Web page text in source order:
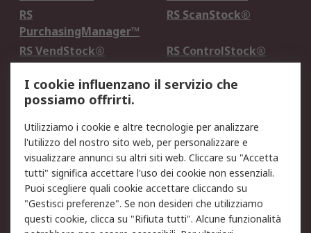
RS
PurchasingManager™
RS ScanStock®
RS VendStock®
RS ControlStock®
Legale
Informativa Cookie
Informativa Privacy -
Aggiornata
Email Security
Termini d'uso
Condizioni di vendita
Condizioni generali di
servizio
Etica e responsabilità
I cookie influenzano il servizio che
possiamo offrirti.
Utilizziamo i cookie e altre tecnologie per analizzare
l'utilizzo del nostro sito web, per personalizzare e
visualizzare annunci su altri siti web. Cliccare su "Accetta
tutti" significa accettare l'uso dei cookie non essenziali.
Puoi scegliere quali cookie accettare cliccando su
"Gestisci preferenze". Se non desideri che utilizziamo
questi cookie, clicca su "Rifiuta tutti". Alcune funzionalità